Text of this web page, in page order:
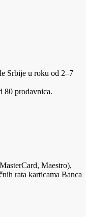
Srbije u roku od 2–7
80 prodavnica.
Maestro),
rata karticama Banca